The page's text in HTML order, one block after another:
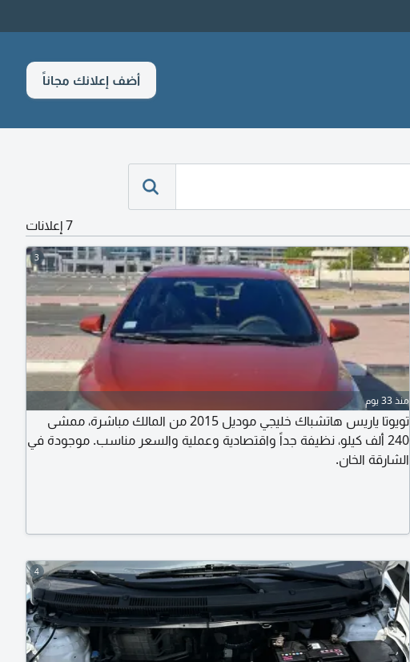
أضف إعلانك مجاناً
7 إعلانات
3
منذ 33 يوم
تويوتا ياريس هاتشباك خليجي موديل 2015 من المالك مباشرة، ممشى
240 ألف كيلو، نظيفة جداً واقتصادية وعملية والسعر مناسب. موجودة في
الشارقة الخان.
4